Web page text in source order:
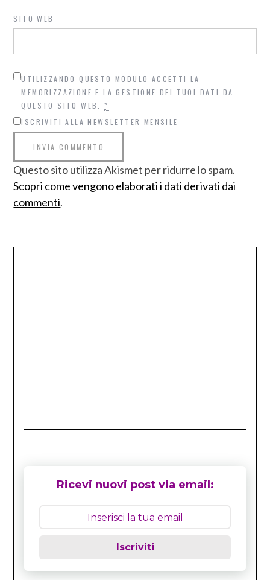
SITO WEB
UTILIZZANDO QUESTO MODULO ACCETTI LA
MEMORIZZAZIONE E LA GESTIONE DEI TUOI DATI DA
QUESTO SITO WEB.*
ISCRIVITI ALLA NEWSLETTER MENSILE
Questo sito utilizza Akismet per ridurre lo spam.
Scopri come vengono elaborati i dati derivati dai
commenti.
Ricevi nuovi post via email:
Iscriviti